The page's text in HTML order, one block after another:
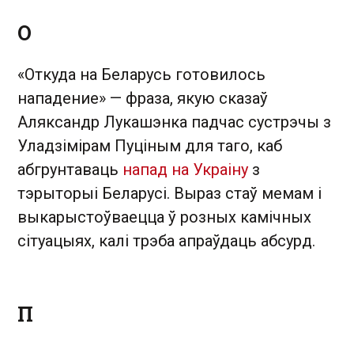
О
«Откуда на Беларусь готовилось
нападение» — фраза, якую сказаў
Аляксандр Лукашэнка падчас сустрэчы з
Уладзімірам Пуціным для таго, каб
абгрунтаваць напад на Украіну з
тэрыторыі Беларусі. Выраз стаў мемам і
выкарыстоўваецца ў розных камічных
сітуацыях, калі трэба апраўдаць абсурд.
П